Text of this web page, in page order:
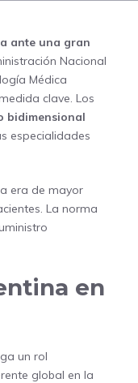
ante una gran
Nacional
Médica
clave. Los
bidimensional
especialidades
era de mayor
La norma
en
un rol
global en la